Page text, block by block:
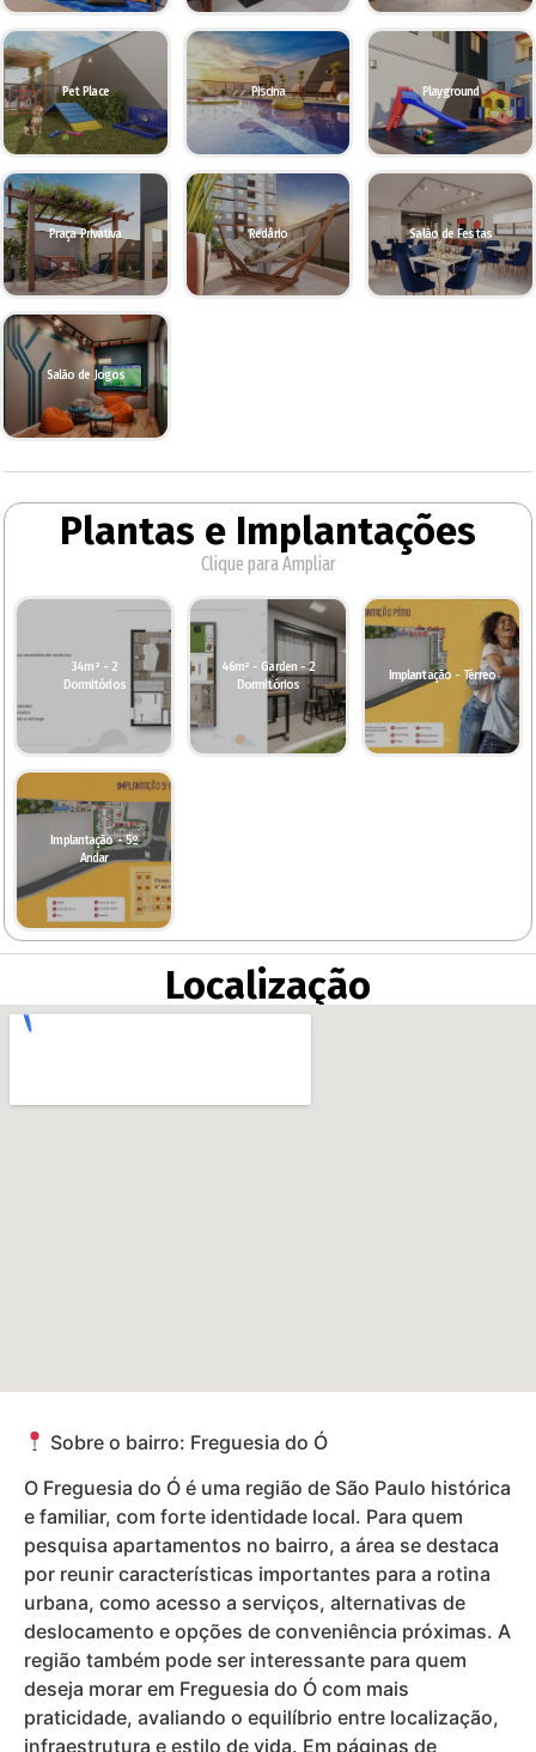
Pet Place Piscina Playground
Praça Privativa Redário Salão de Festas
Salão de Jogos
Plantas e Implantações
Clique para Ampliar
34m² - 2
Dormitórios
46m² - Garden - 2
Dormitórios
Implantação - Térreo
Implantação - 5º
Andar
Localização
Sobre o bairro: Freguesia do Ó
O Freguesia do Ó é uma região de São Paulo histórica
e familiar, com forte identidade local. Para quem
pesquisa apartamentos no bairro, a área se destaca
por reunir características importantes para a rotina
urbana, como acesso a serviços, alternativas de
deslocamento e opções de conveniência próximas. A
região também pode ser interessante para quem
deseja morar em Freguesia do Ó com mais
praticidade, avaliando o equilíbrio entre localização,
infraestrutura e estilo de vida. Em páginas de